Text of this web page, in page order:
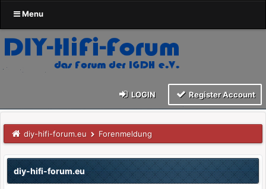
Menu
LOGIN Register Account
diy-hifi-forum.eu Forenmeldung
diy-hifi-forum.eu